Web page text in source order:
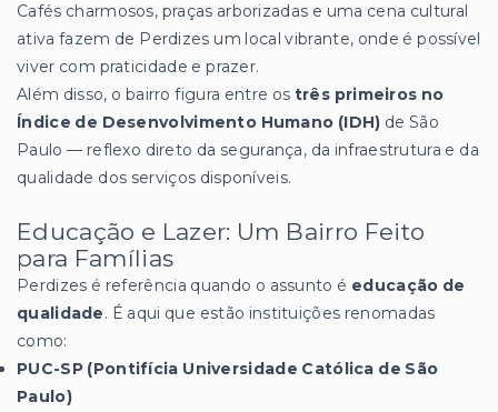
Cafés charmosos, praças arborizadas e uma cena cultural
ativa fazem de Perdizes um local vibrante, onde é possível
viver com praticidade e prazer.
Além disso, o bairro figura entre os três primeiros no
Índice de Desenvolvimento Humano (IDH) de São
Paulo — reflexo direto da segurança, da infraestrutura e da
qualidade dos serviços disponíveis.
Educação e Lazer: Um Bairro Feito
para Famílias
Perdizes é referência quando o assunto é educação de
qualidade. É aqui que estão instituições renomadas
como:
PUC-SP (Pontifícia Universidade Católica de São
Paulo)